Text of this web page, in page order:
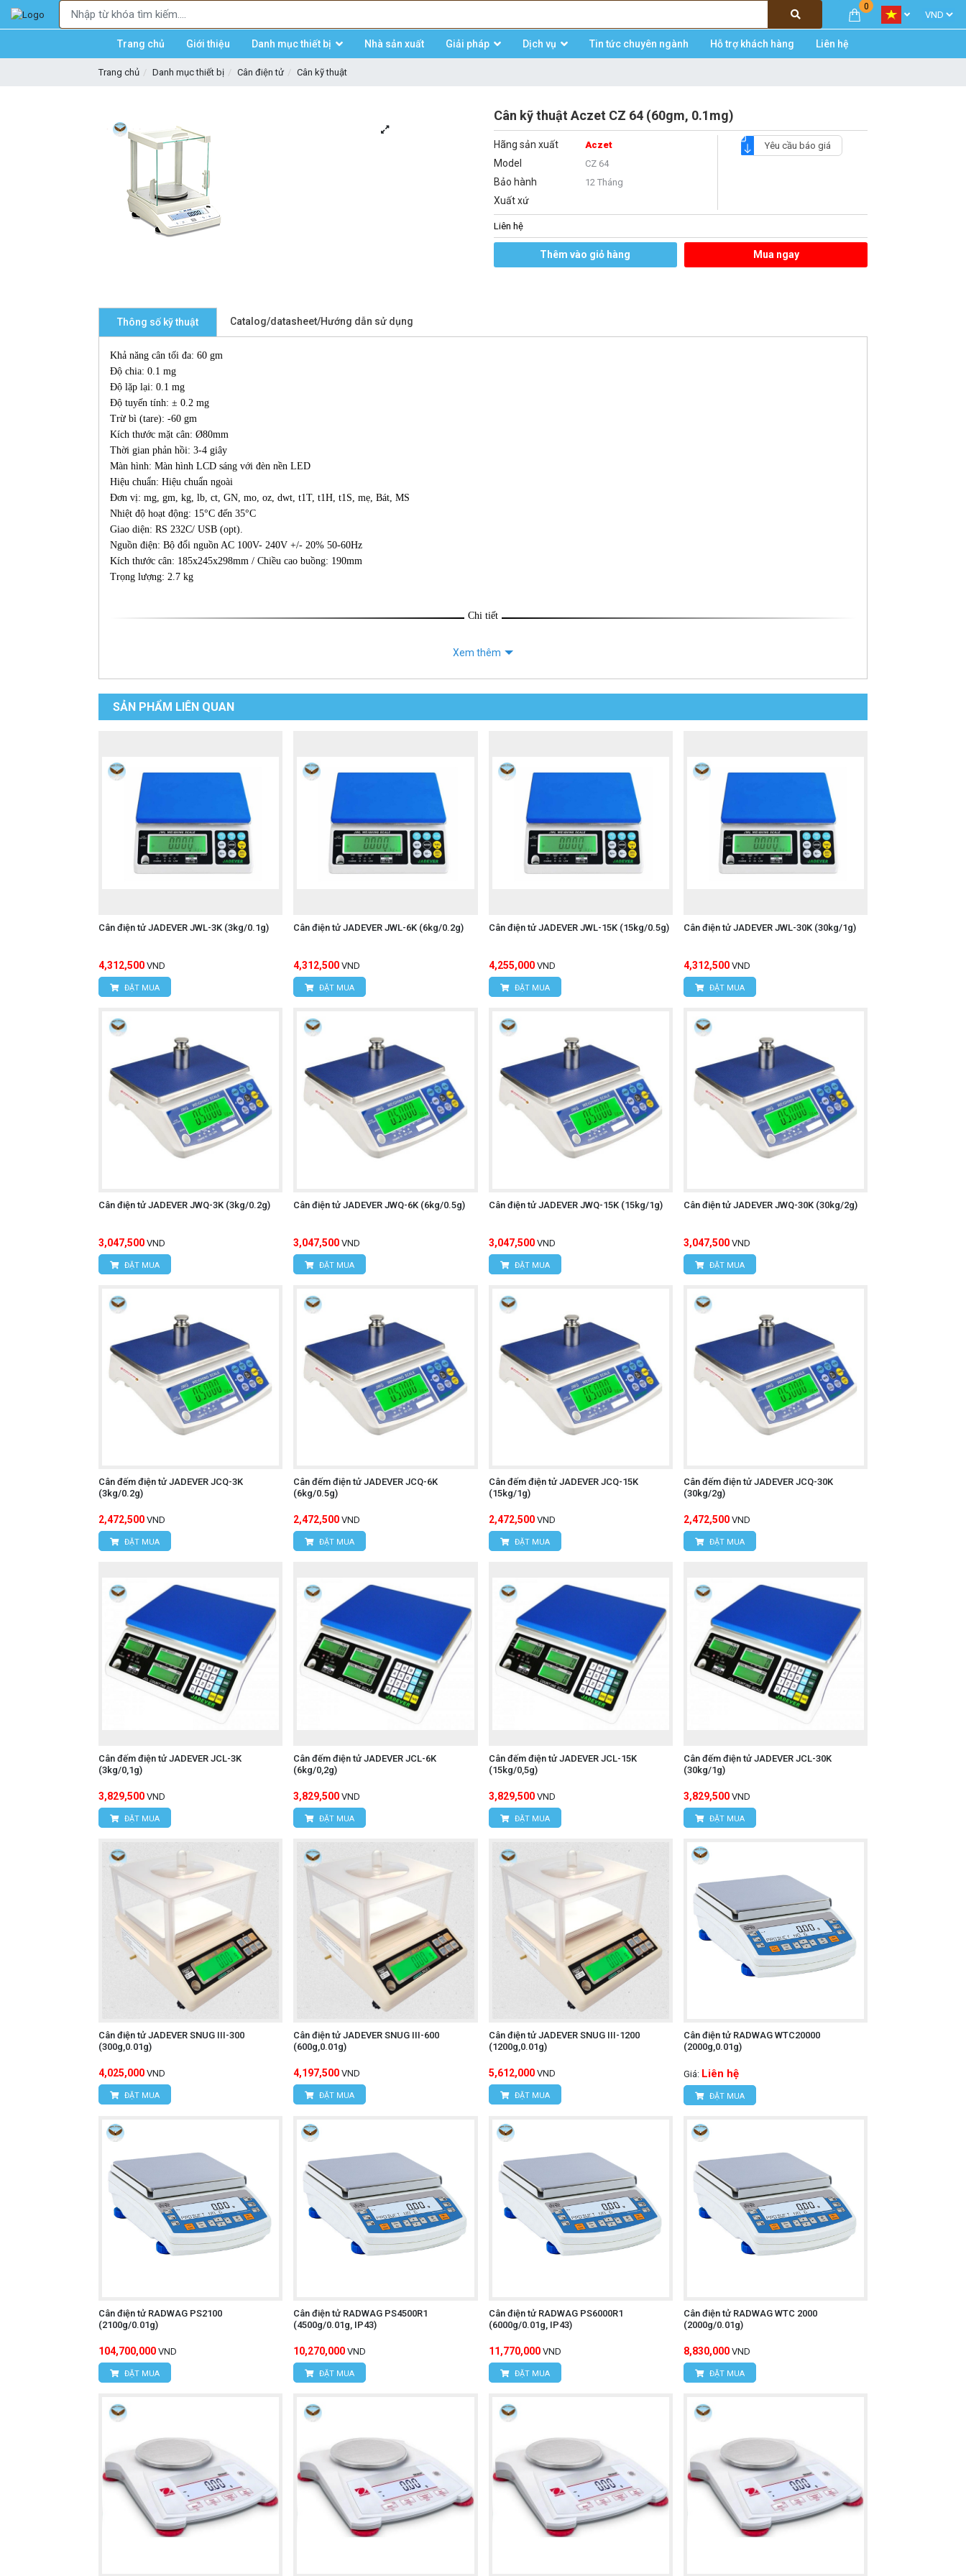
0
Trang chủ Giới thiệu Danh mục thiết bị Nhà sản xuất Giải pháp Dịch vụ Tin tức chuyên ngành Hỗ trợ khách hàng Liên hệ
Trang chủ Danh mục thiết bị Cân điện tử Cân kỹ thuật
Cân kỹ thuật Aczet CZ 64 (60gm, 0.1mg)
Hãng sản xuất Aczet
Model CZ 64
Bảo hành 12 Tháng
Xuất xứ
Yêu cầu báo giá
Liên hệ
Thêm vào giỏ hàng Mua ngay
Thông số kỹ thuật Catalog/datasheet/Hướng dẫn sử dụng
Khả năng cân tối đa: 60 gm
Độ chia: 0.1 mg
Độ lặp lại: 0.1 mg
Độ tuyến tính: ± 0.2 mg
Trừ bì (tare): -60 gm
Kích thước mặt cân: Ø80mm
Thời gian phản hồi: 3-4 giây
Màn hình: Màn hình LCD sáng với đèn nền LED
Hiệu chuẩn: Hiệu chuẩn ngoài
Đơn vị: mg, gm, kg, lb, ct, GN, mo, oz, dwt, t1T, t1H, t1S, mẹ, Bát, MS
Nhiệt độ hoạt động: 15°C đến 35°C
Giao diện: RS 232C/ USB (opt).
Nguồn điện: Bộ đổi nguồn AC 100V- 240V +/- 20% 50-60Hz
Kích thước cân: 185x245x298mm / Chiều cao buồng: 190mm
Trọng lượng: 2.7 kg
Chi tiết
Xem thêm
SẢN PHẨM LIÊN QUAN
Cân điện tử JADEVER JWL-3K (3kg/0.1g)
4,312,500 VND
ĐẶT MUA
Cân điện tử JADEVER JWL-6K (6kg/0.2g)
4,312,500 VND
ĐẶT MUA
Cân điện tử JADEVER JWL-15K (15kg/0.5g)
4,255,000 VND
ĐẶT MUA
Cân điện tử JADEVER JWL-30K (30kg/1g)
4,312,500 VND
ĐẶT MUA
Cân điện tử JADEVER JWQ-3K (3kg/0.2g)
3,047,500 VND
ĐẶT MUA
Cân điện tử JADEVER JWQ-6K (6kg/0.5g)
3,047,500 VND
ĐẶT MUA
Cân điện tử JADEVER JWQ-15K (15kg/1g)
3,047,500 VND
ĐẶT MUA
Cân điện tử JADEVER JWQ-30K (30kg/2g)
3,047,500 VND
ĐẶT MUA
Cân đếm điện tử JADEVER JCQ-3K
(3kg/0.2g)
2,472,500 VND
ĐẶT MUA
Cân đếm điện tử JADEVER JCQ-6K
(6kg/0.5g)
2,472,500 VND
ĐẶT MUA
Cân đếm điện tử JADEVER JCQ-15K
(15kg/1g)
2,472,500 VND
ĐẶT MUA
Cân đếm điện tử JADEVER JCQ-30K
(30kg/2g)
2,472,500 VND
ĐẶT MUA
Cân đếm điện tử JADEVER JCL-3K
(3kg/0,1g)
3,829,500 VND
ĐẶT MUA
Cân đếm điện tử JADEVER JCL-6K
(6kg/0,2g)
3,829,500 VND
ĐẶT MUA
Cân đếm điện tử JADEVER JCL-15K
(15kg/0,5g)
3,829,500 VND
ĐẶT MUA
Cân đếm điện tử JADEVER JCL-30K
(30kg/1g)
3,829,500 VND
ĐẶT MUA
Cân điện tử JADEVER SNUG III-300
(300g,0.01g)
4,025,000 VND
ĐẶT MUA
Cân điện tử JADEVER SNUG III-600
(600g,0.01g)
4,197,500 VND
ĐẶT MUA
Cân điện tử JADEVER SNUG III-1200
(1200g,0.01g)
5,612,000 VND
ĐẶT MUA
Cân điện tử RADWAG WTC20000
(2000g,0.01g)
Giá: Liên hệ
ĐẶT MUA
Cân điện tử RADWAG PS2100
(2100g/0.01g)
104,700,000 VND
ĐẶT MUA
Cân điện tử RADWAG PS4500R1
(4500g/0.01g, IP43)
10,270,000 VND
ĐẶT MUA
Cân điện tử RADWAG PS6000R1
(6000g/0.01g, IP43)
11,770,000 VND
ĐẶT MUA
Cân điện tử RADWAG WTC 2000
(2000g/0.01g)
8,830,000 VND
ĐẶT MUA